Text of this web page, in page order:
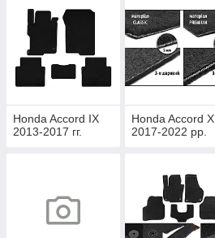
Honda Accord IX
2013-2017 гг.
Honda Accord X
2017-2022 рр.